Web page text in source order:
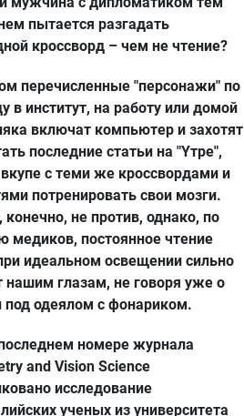
пытается разгадать
кроссворд – чем не чтение?
перечисленные "персонажи" по
в институт, на работу или домой
включат компьютер и захотят
последние статьи на "Yтре",
с теми же кроссвордами и
потренировать свои мозги.
не против, однако, по
медиков, постоянное чтение
идеальном освещении сильно
нашим глазам, не говоря уже о
под одеялом с фонариком.
номере журнала
and Vision Science
исследование
ученых из университета